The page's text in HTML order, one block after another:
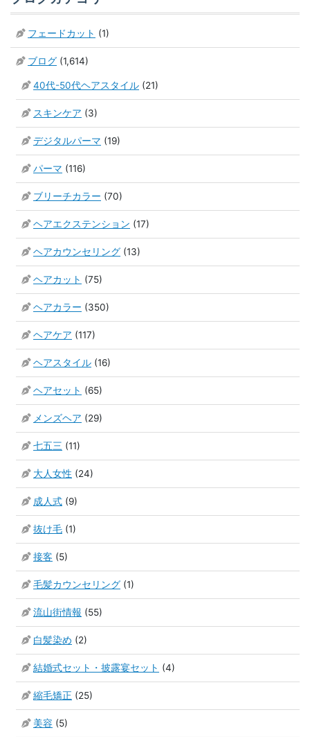
フェードカット (1)
ブログ (1,614)
40代-50代ヘアスタイル (21)
スキンケア (3)
デジタルパーマ (19)
パーマ (116)
ブリーチカラー (70)
ヘアエクステンション (17)
ヘアカウンセリング (13)
ヘアカット (75)
ヘアカラー (350)
ヘアケア (117)
ヘアスタイル (16)
ヘアセット (65)
メンズヘア (29)
七五三 (11)
大人女性 (24)
成人式 (9)
抜け毛 (1)
接客 (5)
毛髪カウンセリング (1)
流山街情報 (55)
白髪染め (2)
結婚式セット・披露宴セット (4)
縮毛矯正 (25)
美容 (5)